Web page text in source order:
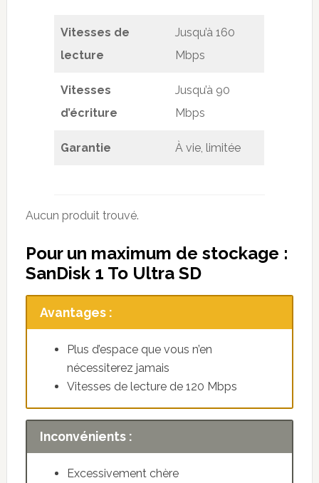
Vitesses de
lecture
Jusqu’à 160
Mbps
Vitesses
d’écriture
Jusqu’à 90
Mbps
Garantie À vie, limitée
Aucun produit trouvé.
Pour un maximum de stockage :
SanDisk 1 To Ultra SD
Avantages :
Plus d’espace que vous n’en
nécessiterez jamais
Vitesses de lecture de 120 Mbps
Inconvénients :
Excessivement chère